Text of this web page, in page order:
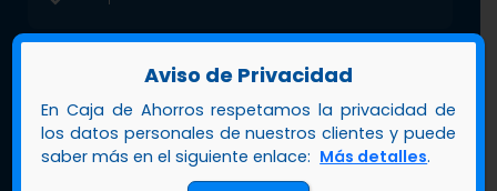
Copia del carnet de Jubilado.
Último talonario de pago.
Aviso de Privacidad
En Caja de Ahorros respetamos la privacidad de
los datos personales de nuestros clientes y puede
saber más en el siguiente enlace: Más detalles.